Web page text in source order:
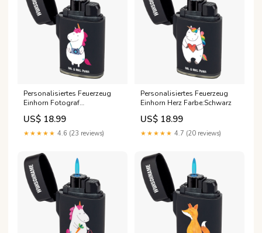
Personalisiertes Feuerzeug
Einhorn Fotograf
Farbe:Schwarz
US$ 18.99
★★★★★ 4.6 (23 reviews)
Personalisiertes Feuerzeug
Einhorn Herz Farbe:Schwarz
US$ 18.99
★★★★★ 4.7 (20 reviews)